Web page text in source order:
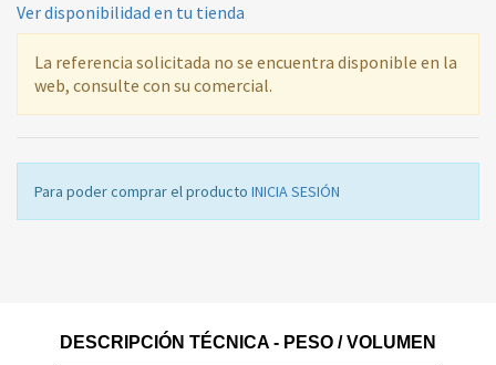
Ver disponibilidad en tu tienda
La referencia solicitada no se encuentra disponible en la
web, consulte con su comercial.
Para poder comprar el producto INICIA SESIÓN
DESCRIPCIÓN TÉCNICA - PESO / VOLUMEN